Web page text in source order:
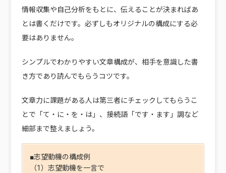
情報収集や自己分析をもとに、伝えることが決まればあ
とは書くだけです。必ずしもオリジナルの構成にする必
要はありません。
シンプルでわかりやすい文章構成が、相手を意識した書
き方であり読んでもらうコツです。
文章力に課題がある人は第三者にチェックしてもらうこ
とで「て・に・を・は」、接続語「です・ます」調など
細部まで整えましょう。
■志望動機の構成例
（1）志望動機を一言で